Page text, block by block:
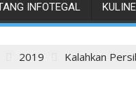
INFOTEGAL
2019 Kalahkan